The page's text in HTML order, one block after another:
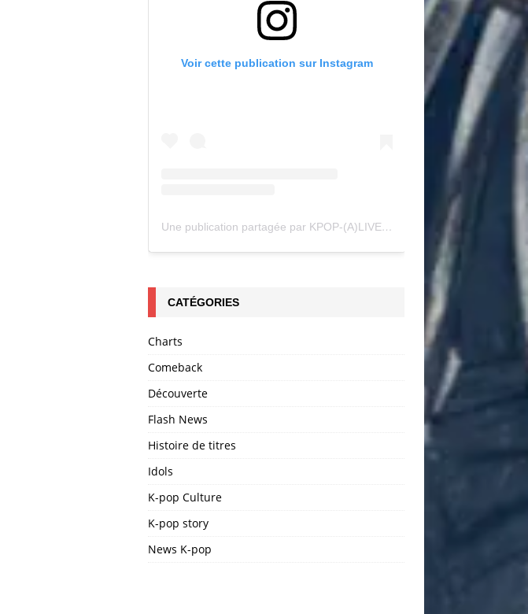
Voir cette publication sur Instagram
Une publication partagée par KPOP-(A)LIVE (@my_kpopalive)
CATÉGORIES
Charts
Comeback
Découverte
Flash News
Histoire de titres
Idols
K-pop Culture
K-pop story
News K-pop